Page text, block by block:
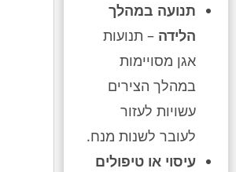
תנועה במהלך
הלידה – תנועות
אגן מסויימות
במהלך הצירים
עשויות לעזור
לעובר לשנות מנח.
עיסוי או טיפולים